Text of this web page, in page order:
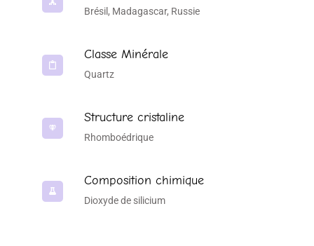
Brésil, Madagascar, Russie
Classe Minérale
Quartz
Structure cristaline
Rhomboédrique
Composition chimique
Dioxyde de silicium